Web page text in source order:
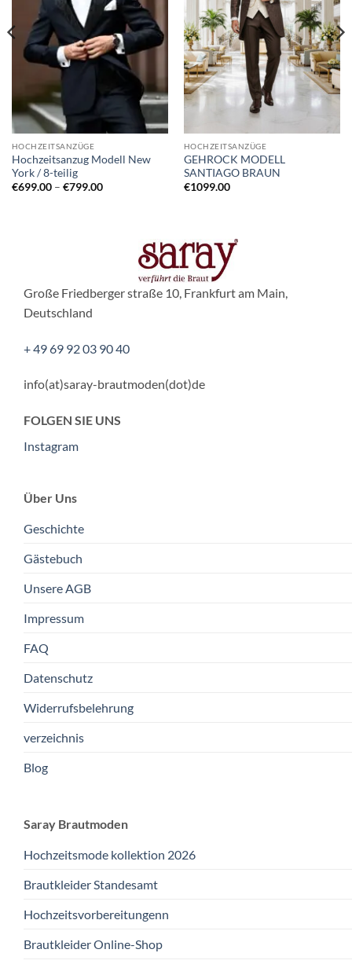
HOCHZEITSANZÜGE
Hochzeitsanzug Modell New
York / 8-teilig
€699.00 – €799.00Preisspanne:
HOCHZEITSANZÜGE
GEHROCK MODELL
SANTIAGO BRAUN
€1099.00
Große Friedberger straße 10, Frankfurt am Main,
Deutschland
+ 49 69 92 03 90 40
info(at)saray-brautmoden(dot)de
FOLGEN SIE UNS
Instagram
Über Uns
Geschichte
Gästebuch
Unsere AGB
Impressum
FAQ
Datenschutz
Widerrufsbelehrung
verzeichnis
Blog
Saray Brautmoden
Hochzeitsmode kollektion 2026
Brautkleider Standesamt
Hochzeitsvorbereitungenn
Brautkleider Online-Shop